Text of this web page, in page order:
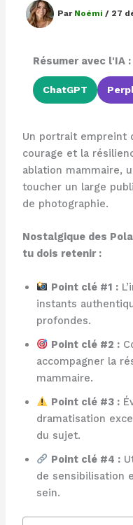
Par Noémi / 27
Résumer avec l'IA :
ChatGPT
Un portrait empreint
courage et la
ablation mammaire,
toucher un large
de photographie.
Nostalgique des
tu dois retenir :
Point clé #1 :
instants
profondes.
Point clé #2 :
accompagner la
mammaire.
Point clé #3 :
dramatisation
du sujet.
Point clé #4 :
de sensibilisation
sein.